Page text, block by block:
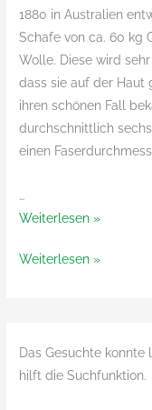
1880 in Australien
Schafe von ca. 60 kg
Wolle. Diese wird
dass sie auf der Haut
ihren schönen Fall
durchschnittlich
einen
…
Tierras
Laneras
Weiterlesen »
Tierras
Weiterlesen »
Das Gesuchte
hilft die Suchfunktion.